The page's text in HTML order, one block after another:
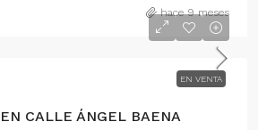
hace 9 meses
EN VENTA
CALLE ÁNGEL BAENA